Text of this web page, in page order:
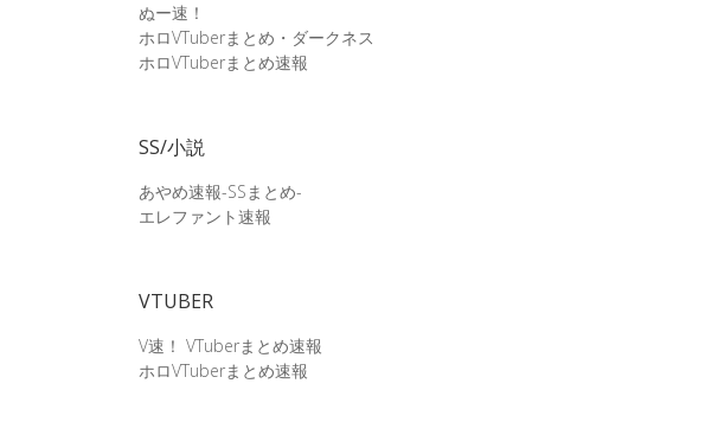
ぬー速！
ホロVTuberまとめ・ダークネス
ホロVTuberまとめ速報
SS/小説
あやめ速報-SSまとめ-
エレファント速報
VTUBER
V速！ VTuberまとめ速報
ホロVTuberまとめ速報